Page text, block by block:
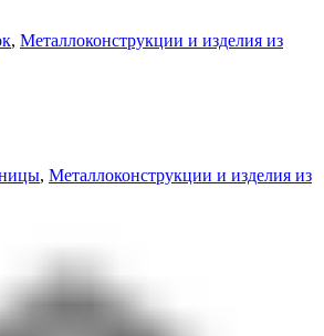
, Металлоконструкции и изделия из
, Металлоконструкции и изделия из